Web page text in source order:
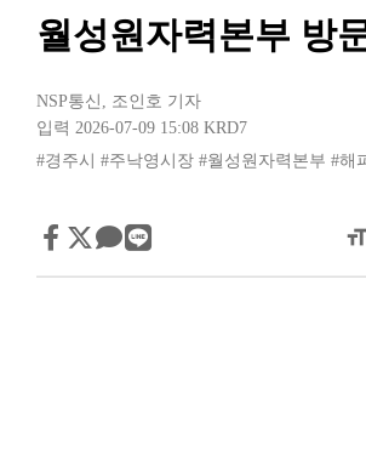
월성원자력본부 방
NSP통신 , 조인호 기자
입력 2026-07-09 15:08 KRD7
#경주시
#주낙영시장 #월성원자력본부 #해